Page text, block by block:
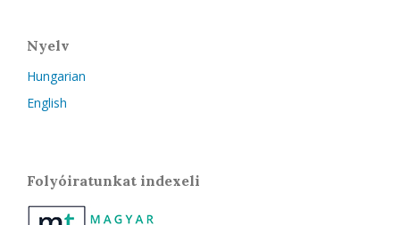
Nyelv
Hungarian
English
Folyóiratunkat indexeli